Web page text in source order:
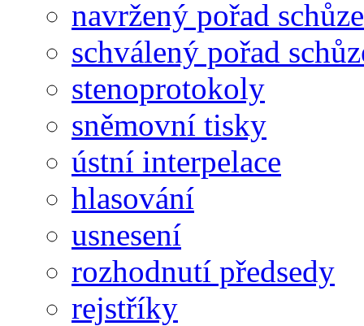
navržený pořad schůze
schválený pořad
stenoprotokoly
sněmovní tisky
ústní interpelace
hlasování
usnesení
rozhodnutí předsedy
rejstříky